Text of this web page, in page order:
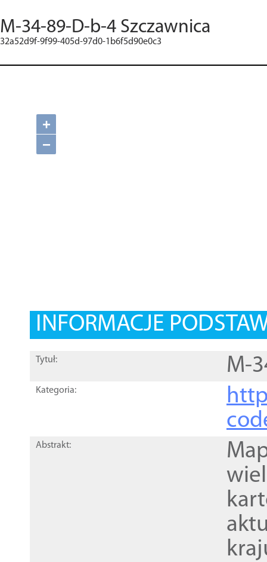
M-34-89-D-b-4 Szczawnica
32a52d9f-9f99-405d-97d0-1b6f5d90e0c3
+
−
INFORMACJE
Tytuł: M-
Kategoria:
Abstrakt: